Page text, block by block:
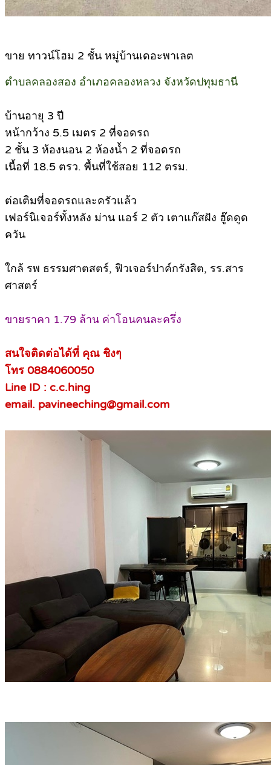
ขาย ทาวน์โฮม 2 ชั้น หมู่บ้านเดอะพาเลต
ตำบลคลองสอง อำเภอคลองหลวง จังหวัดปทุมธานี
บ้านอายุ 3 ปี
หน้ากว้าง 5.5 เมตร 2 ที่จอดรถ
2 ชั้น 3 ห้องนอน 2​ ห้องน้ำ 2 ที่จอดรถ
เนื้อที่ 18.5 ตรว. พื้นที่ใช้สอย 112 ตรม.
ต่อเติมที่จอดรถและครัวแล้ว
เฟอร์นิเจอร์ทั้งหลัง ม่าน แอร์ 2 ตัว เตาแก๊สฝัง ฮู๊ดดูด
ควัน
ใกล้ รพ ธรรมศาตสตร์, ฟิวเจอร์ปาค์กรังสิต, รร.สาร
ศาสตร์
ขายราคา 1.79 ล้าน ค่าโอนคนละครึ่ง
สนใจติดต่อได้ที่ คุณ ชิงๆ
โทร 0884060050
Line ID : c.c.hing
email. pavineeching@gmail.com